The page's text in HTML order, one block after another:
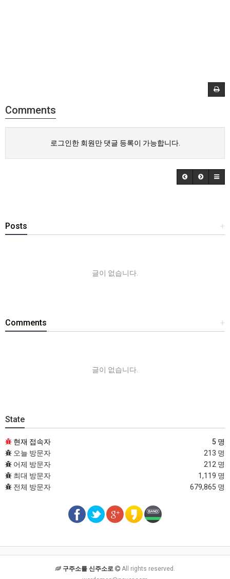
Comments
로그인한 회원만 댓글 등록이 가능합니다.
+
Posts
글이 없습니다.
+
Comments
글이 없습니다.
State
현재 접속자
5 명
오늘 방문자
213 명
어제 방문자
212 명
최대 방문자
1,119 명
전체 방문자
679,865 명
구주소를 신주소로
All rights reserved.